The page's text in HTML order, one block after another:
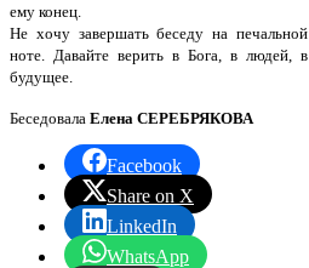
ему конец.
Не хочу завершать беседу на печальной
ноте. Давайте верить в Бога, в людей, в
будущее.
Беседовала Елена СЕРЕБРЯКОВА
Facebook
Share on X
LinkedIn
WhatsApp